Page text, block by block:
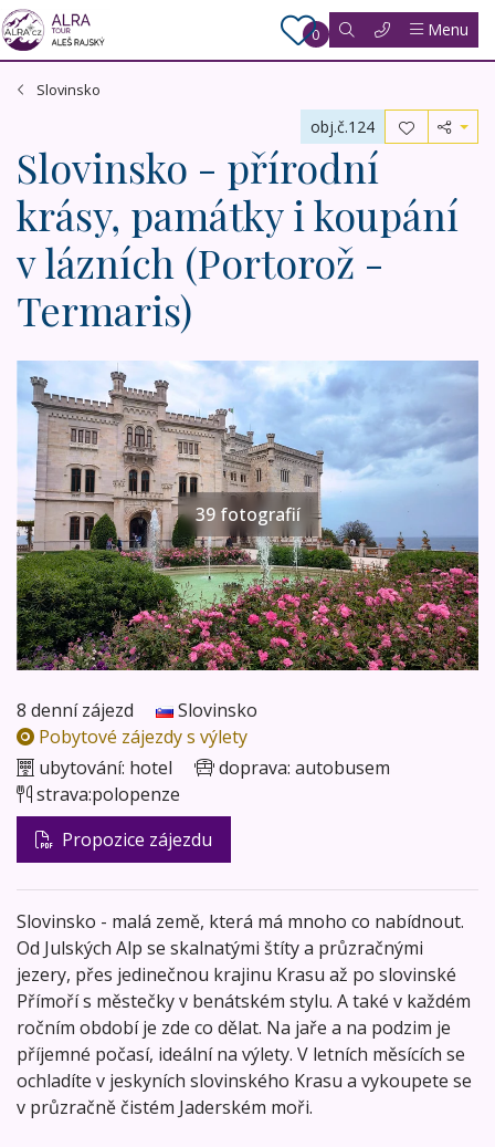
0 Menu
Slovinsko
obj.č.124
Slovinsko - přírodní
krásy, památky i koupání
v lázních (Portorož -
Termaris)
39 fotografií
8 denní zájezd
Slovinsko
Pobytové zájezdy s výlety
ubytování: hotel doprava: autobusem
strava:polopenze
Propozice zájezdu
Slovinsko - malá země, která má mnoho co nabídnout.
Od Julských Alp se skalnatými štíty a průzračnými
jezery, přes jedinečnou krajinu Krasu až po slovinské
Přímoří s městečky v benátském stylu. A také v každém
ročním období je zde co dělat. Na jaře a na podzim je
příjemné počasí, ideální na výlety. V letních měsících se
ochladíte v jeskyních slovinského Krasu a vykoupete se
v průzračně čistém Jaderském moři.